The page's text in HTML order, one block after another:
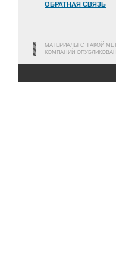
ОБРАТНАЯ СВЯЗЬ
МАТЕРИАЛЫ С ТАКОЙ
КОМПАНИЙ